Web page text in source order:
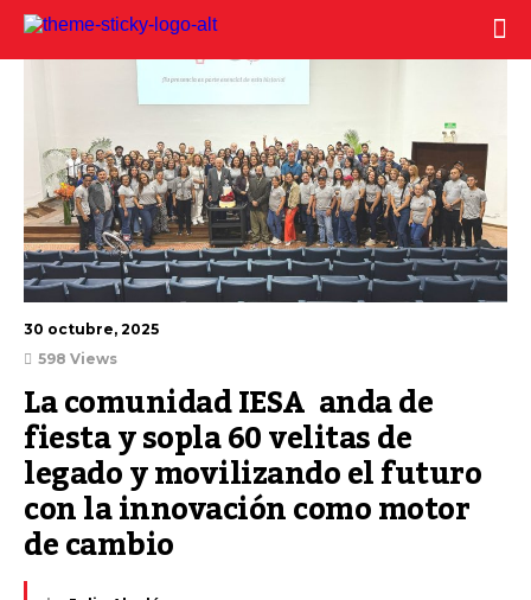
30 octubre, 2025
598 Views
La comunidad IESA  anda de
fiesta y sopla 60 velitas de
legado y movilizando el futuro
con la innovación como motor
de cambio